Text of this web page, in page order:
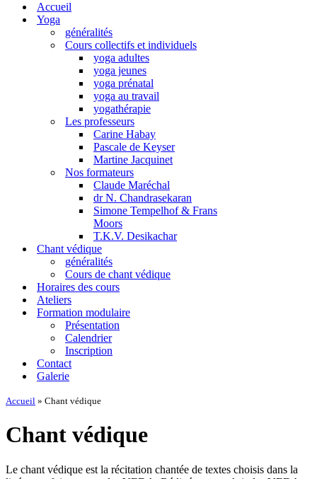
navigationAccueil
Yoga
généralités
Cours collectifs et individuels
yoga adultes
yoga jeunes
yoga prénatal
yoga au travail
yogathérapie
Les professeurs
Carine Habay
Pascale de Keyser
Martine Jacquinet
Nos formateurs
Claude Maréchal
dr N. Chandrasekaran
Simone Tempelhof & Frans
Moors
T.K.V. Desikachar
Chant védique
généralités
Cours de chant védique
Horaires des cours
Ateliers
Formation modulaire
Présentation
Calendrier
Inscription
Contact
Galerie
Accueil » Chant védique
Chant védique
Le chant védique est la récitation chantée de textes choisis dans la